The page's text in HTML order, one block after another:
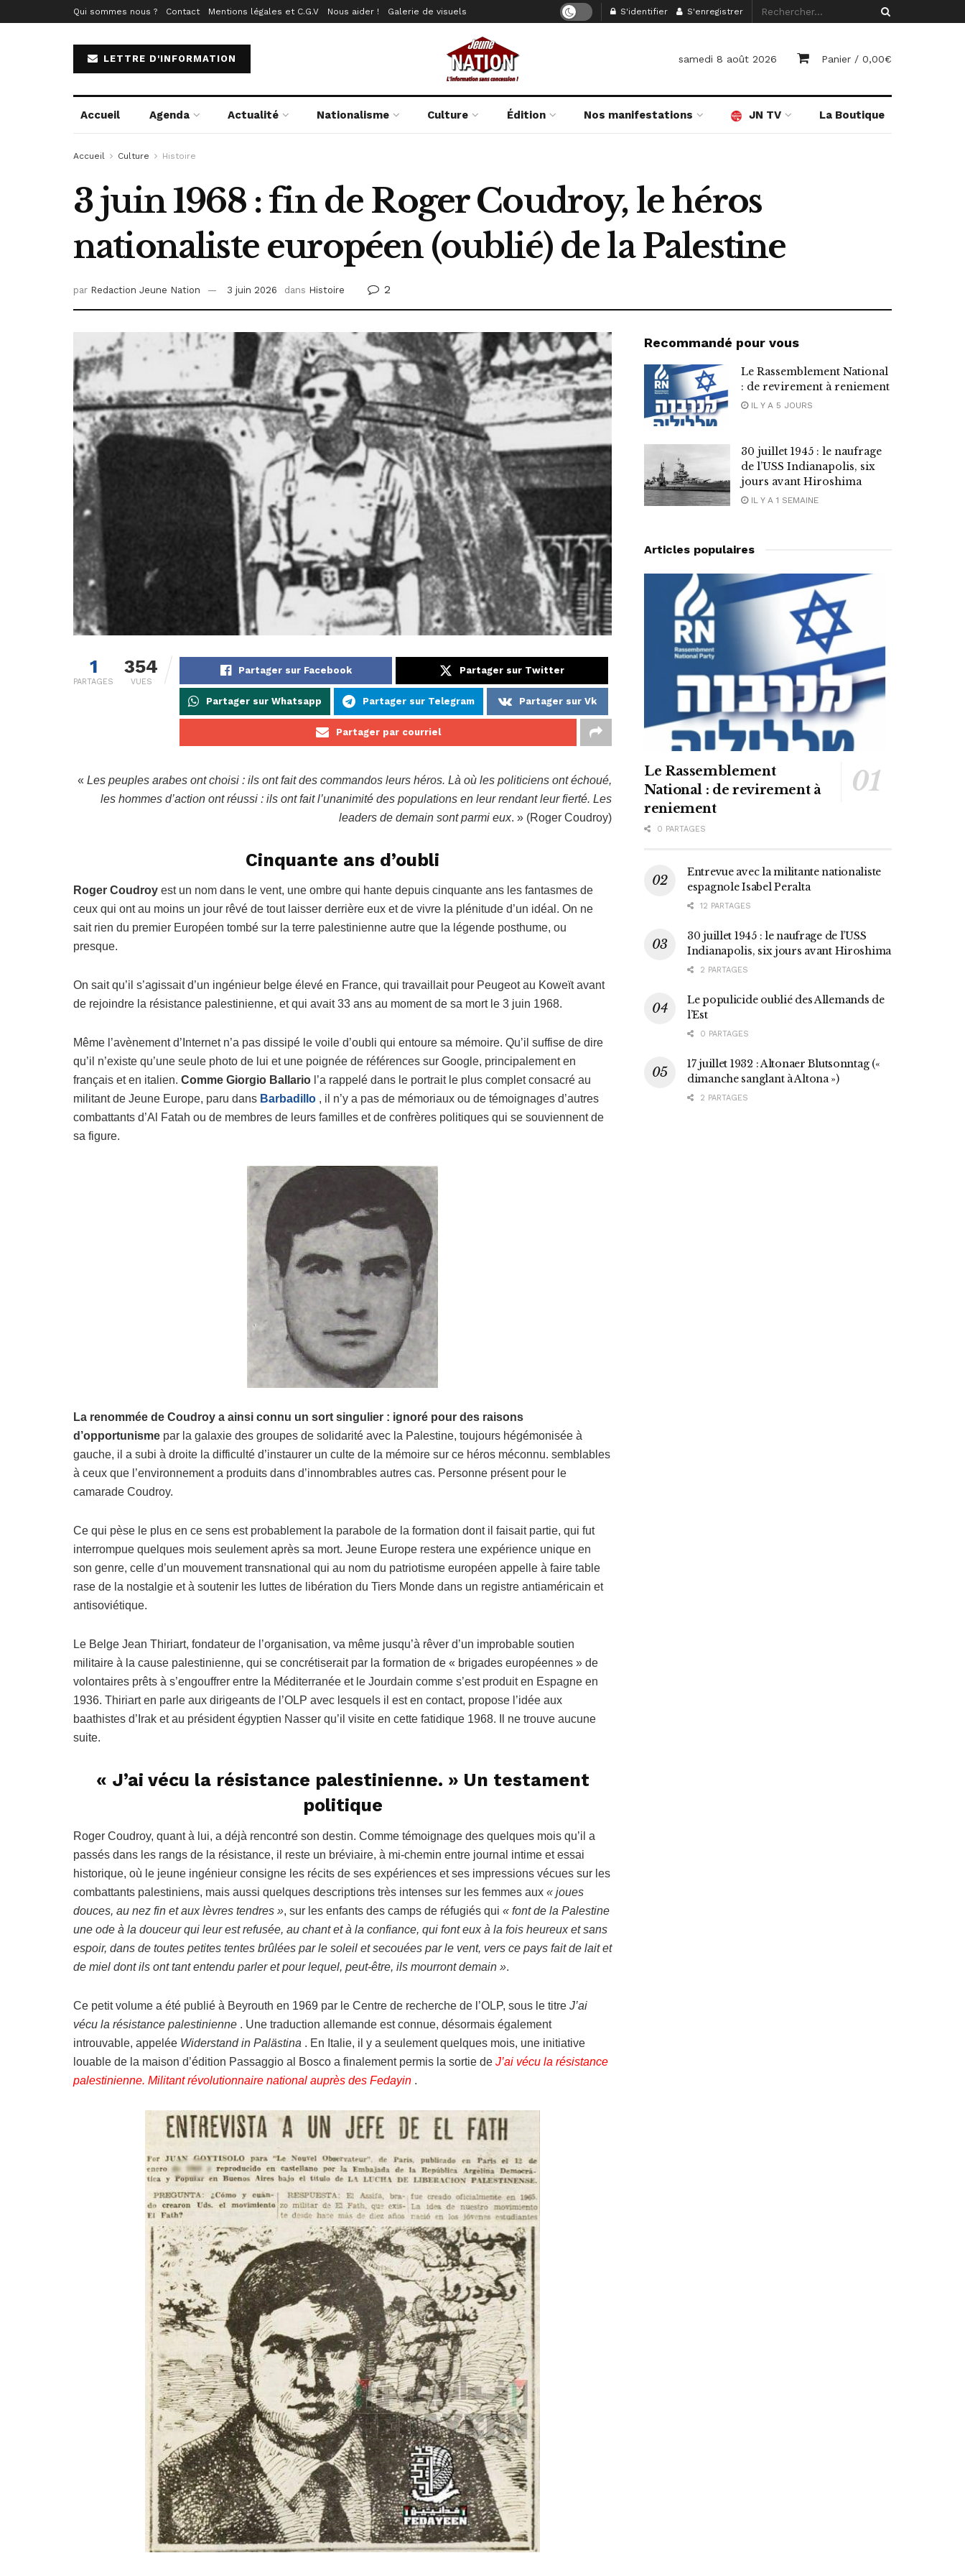
Qui sommes nous ? Contact Mentions légales et C.G.V Nous aider ! Galerie de visuels S'identifier S'enregistrer
LETTRE D'INFORMATION samedi 8 août 2026 Panier / 0,00€
Accueil Agenda Actualité Nationalisme Culture Édition Nos manifestations JN TV La Boutique
Accueil Culture Histoire
3 juin 1968 : fin de Roger Coudroy, le héros
nationaliste européen (oublié) de la Palestine
par Redaction Jeune Nation 3 juin 2026 dans Histoire 2
1
PARTAGES
354
VUES
Partager sur Facebook Partager sur Twitter
Partager sur Whatsapp Partager sur Telegram Partager sur Vk
Partager par courriel
« Les peuples arabes ont choisi : ils ont fait des commandos leurs héros. Là où les politiciens ont échoué,
les hommes d’action ont réussi : ils ont fait l’unanimité des populations en leur rendant leur fierté. Les
leaders de demain sont parmi eux. » (Roger Coudroy)
Cinquante ans d’oubli
Roger Coudroy est un nom dans le vent, une ombre qui hante depuis cinquante ans les fantasmes de
ceux qui ont au moins un jour rêvé de tout laisser derrière eux et de vivre la plénitude d’un idéal. On ne
sait rien du premier Européen tombé sur la terre palestinienne autre que la légende posthume, ou
presque.
On sait qu’il s’agissait d’un ingénieur belge élevé en France, qui travaillait pour Peugeot au Koweït avant
de rejoindre la résistance palestinienne, et qui avait 33 ans au moment de sa mort le 3 juin 1968.
Même l’avènement d’Internet n’a pas dissipé le voile d’oubli qui entoure sa mémoire. Qu’il suffise de dire
qu’il n’existe qu’une seule photo de lui et une poignée de références sur Google, principalement en
français et en italien. Comme Giorgio Ballario l’a rappelé dans le portrait le plus complet consacré au
militant de Jeune Europe, paru dans Barbadillo , il n’y a pas de mémoriaux ou de témoignages d’autres
combattants d’Al Fatah ou de membres de leurs familles et de confrères politiques qui se souviennent de
sa figure.
La renommée de Coudroy a ainsi connu un sort singulier : ignoré pour des raisons
d’opportunisme par la galaxie des groupes de solidarité avec la Palestine, toujours hégémonisée à
gauche, il a subi à droite la difficulté d’instaurer un culte de la mémoire sur ce héros méconnu. semblables
à ceux que l’environnement a produits dans d’innombrables autres cas. Personne présent pour le
camarade Coudroy.
Ce qui pèse le plus en ce sens est probablement la parabole de la formation dont il faisait partie, qui fut
interrompue quelques mois seulement après sa mort. Jeune Europe restera une expérience unique en
son genre, celle d’un mouvement transnational qui au nom du patriotisme européen appelle à faire table
rase de la nostalgie et à soutenir les luttes de libération du Tiers Monde dans un registre antiaméricain et
antisoviétique.
Le Belge Jean Thiriart, fondateur de l’organisation, va même jusqu’à rêver d’un improbable soutien
militaire à la cause palestinienne, qui se concrétiserait par la formation de « brigades européennes » de
volontaires prêts à s’engouffrer entre la Méditerranée et le Jourdain comme s’est produit en Espagne en
1936. Thiriart en parle aux dirigeants de l’OLP avec lesquels il est en contact, propose l’idée aux
baathistes d’Irak et au président égyptien Nasser qu’il visite en cette fatidique 1968. Il ne trouve aucune
suite.
« J’ai vécu la résistance palestinienne. » Un testament
politique
Roger Coudroy, quant à lui, a déjà rencontré son destin. Comme témoignage des quelques mois qu’il a
passés dans les rangs de la résistance, il reste un bréviaire, à mi-chemin entre journal intime et essai
historique, où le jeune ingénieur consigne les récits de ses expériences et ses impressions vécues sur les
combattants palestiniens, mais aussi quelques descriptions très intenses sur les femmes aux « joues
douces, au nez fin et aux lèvres tendres », sur les enfants des camps de réfugiés qui « font de la Palestine
une ode à la douceur qui leur est refusée, au chant et à la confiance, qui font eux à la fois heureux et sans
espoir, dans de toutes petites tentes brûlées par le soleil et secouées par le vent, vers ce pays fait de lait et
de miel dont ils ont tant entendu parler et pour lequel, peut-être, ils mourront demain ».
Ce petit volume a été publié à Beyrouth en 1969 par le Centre de recherche de l’OLP, sous le titre J’ai
vécu la résistance palestinienne . Une traduction allemande est connue, désormais également
introuvable, appelée Widerstand in Palästina . En Italie, il y a seulement quelques mois, une initiative
louable de la maison d’édition Passaggio al Bosco a finalement permis la sortie de J’ai vécu la résistance
palestinienne. Militant révolutionnaire national auprès des Fedayin .
Recommandé pour vous
Le Rassemblement National
: de revirement à reniement
IL Y A 5 JOURS
30 juillet 1945 : le naufrage
de l’USS Indianapolis, six
jours avant Hiroshima
IL Y A 1 SEMAINE
Articles populaires
Le Rassemblement
National : de revirement à
reniement
0 PARTAGES
Entrevue avec la militante nationaliste
espagnole Isabel Peralta
12 PARTAGES
30 juillet 1945 : le naufrage de l’USS
Indianapolis, six jours avant Hiroshima
2 PARTAGES
Le populicide oublié des Allemands de
l’Est
0 PARTAGES
17 juillet 1932 : Altonaer Blutsonntag («
dimanche sanglant à Altona »)
2 PARTAGES